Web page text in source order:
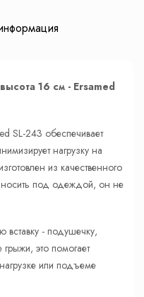
16 см - Ersamed
SL-243 обеспечивает
нагрузку на
из качественного
под одеждой, он не
вставку - подушечку,
это помогает
или подъеме